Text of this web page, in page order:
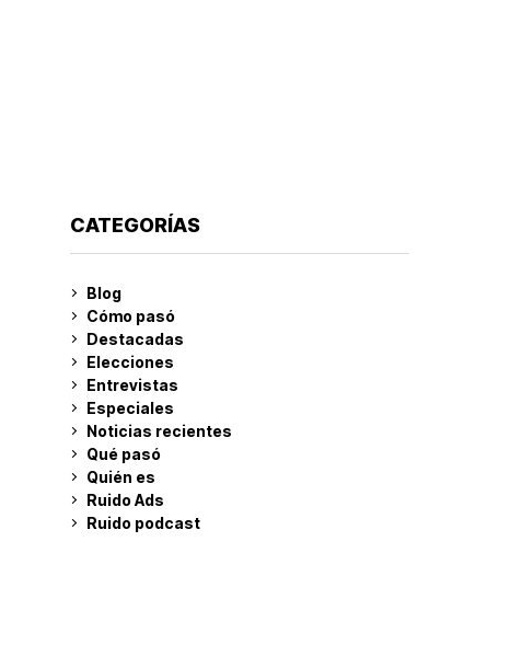
CATEGORÍAS
Blog
Cómo pasó
Destacadas
Elecciones
Entrevistas
Especiales
Noticias recientes
Qué pasó
Quién es
Ruido Ads
Ruido podcast